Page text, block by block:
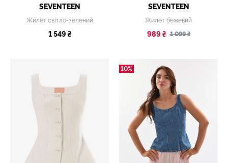
SEVENTEEN
Жилет світло-зелений
1 549 ₴
SEVENTEEN
Жилет бежевий
989 ₴ 1 099 ₴
10%